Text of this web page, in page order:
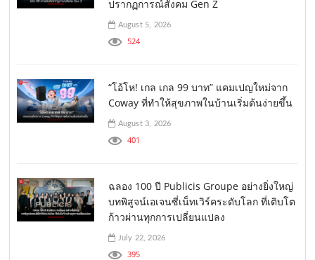
ปรากฏการณ์สังคม Gen Z
August 5, 2026
524
“โอ้โห! เกล เกล 99 บาท” แคมเปญใหม่จาก
Coway ที่ทำให้สุขภาพในบ้านเริ่มต้นง่ายขึ้น
August 3, 2026
401
ฉลอง 100 ปี Publicis Groupe อย่างยิ่งใหญ่
บทพิสูจน์เอเจนซี่เน็ทเวิร์คระดับโลก ที่เติบโต
ก้าวผ่านทุกการเปลี่ยนแปลง
July 22, 2026
395